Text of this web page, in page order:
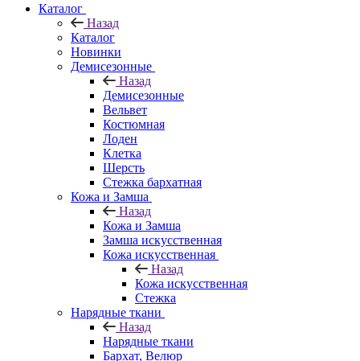
Каталог
Назад
Каталог
Новинки
Демисезонные
Назад
Демисезонные
Вельвет
Костюмная
Лоден
Клетка
Шерсть
Стежка бархатная
Кожа и Замша
Назад
Кожа и Замша
Замша искусственная
Кожа искусственная
Назад
Кожа искусственная
Стежка
Нарядные ткани
Назад
Нарядные ткани
Бархат, Велюр